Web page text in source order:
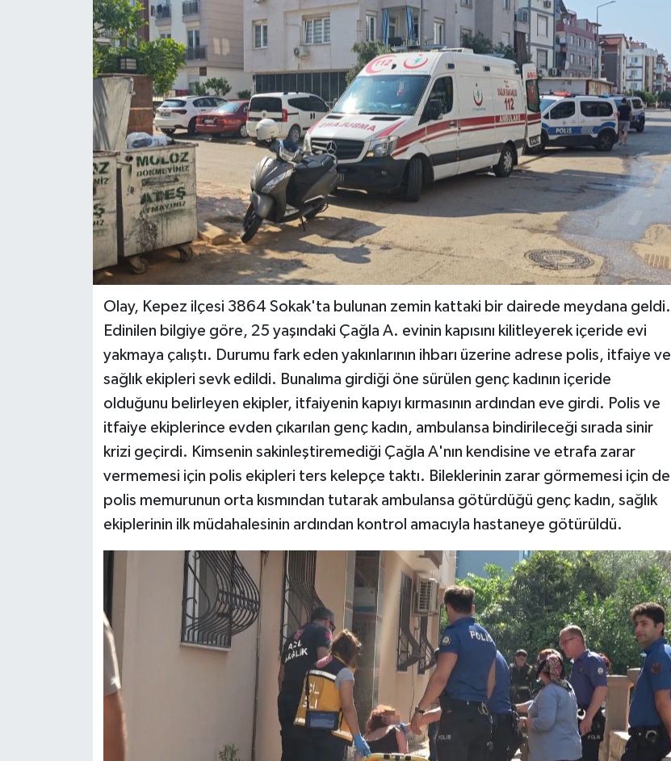
Olay, Kepez ilçesi 3864 Sokak'ta bulunan zemin kattaki bir dairede meydana geldi.
Edinilen bilgiye göre, 25 yaşındaki Çağla A. evinin kapısını kilitleyerek içeride evi
yakmaya çalıştı. Durumu fark eden yakınlarının ihbarı üzerine adrese polis, itfaiye ve
sağlık ekipleri sevk edildi. Bunalıma girdiği öne sürülen genç kadının içeride
olduğunu belirleyen ekipler, itfaiyenin kapıyı kırmasının ardından eve girdi. Polis ve
itfaiye ekiplerince evden çıkarılan genç kadın, ambulansa bindirileceği sırada sinir
krizi geçirdi. Kimsenin sakinleştiremediği Çağla A'nın kendisine ve etrafa zarar
vermemesi için polis ekipleri ters kelepçe taktı. Bileklerinin zarar görmemesi için de
polis memurunun orta kısmından tutarak ambulansa götürdüğü genç kadın, sağlık
ekiplerinin ilk müdahalesinin ardından kontrol amacıyla hastaneye götürüldü.
EĞİTİM
TURİZM
RÖPORTAJ
VİDEO HABERLER
YAZARLAR
RESMİ İLAN